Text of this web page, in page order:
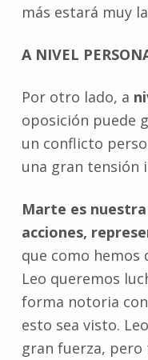
más estará muy
A NIVEL
Por otro lado, a
oposición puede
un conflicto
una gran tensión
Marte es
acciones,
que como
Leo queremos
forma notoria
esto sea visto.
gran fuerza,